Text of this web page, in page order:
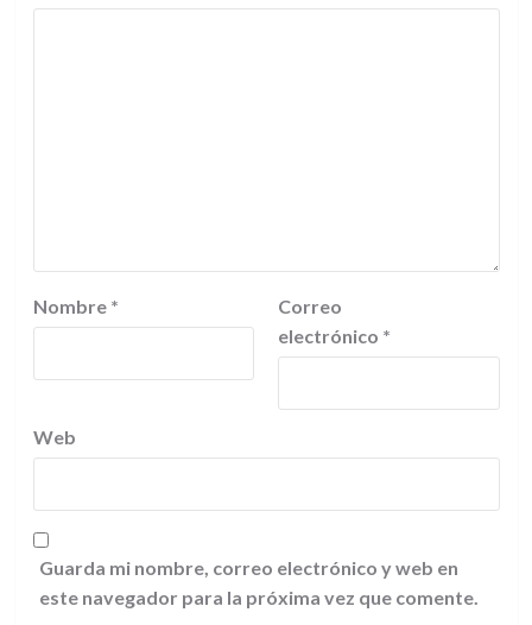
Nombre *
Correo
electrónico *
Web
Guarda mi nombre, correo electrónico y web en
este navegador para la próxima vez que comente.